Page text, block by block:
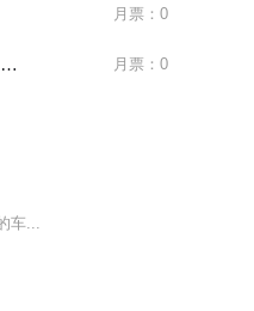
月票：0
我买了一座山 异世界生活其实也不赖 月票：0
车...